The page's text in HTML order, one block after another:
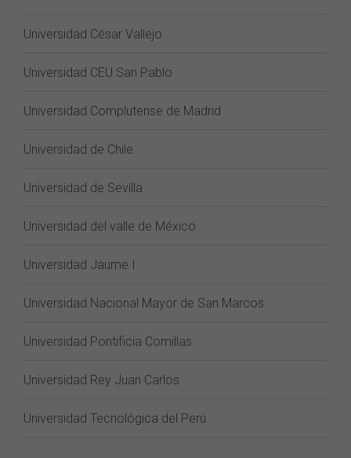
Universidad César Vallejo
Universidad CEU San Pablo
Universidad Complutense de Madrid
Universidad de Chile
Universidad de Sevilla
Universidad del valle de México
Universidad Jaume I
Universidad Nacional Mayor de San Marcos
Universidad Pontificia Comillas
Universidad Rey Juan Carlos
Universidad Tecnológica del Perú